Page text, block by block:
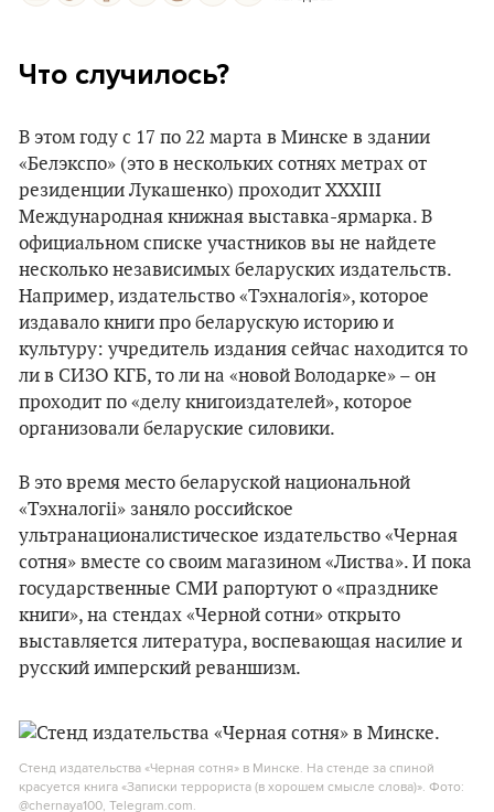
Что случилось?
В этом году с 17 по 22 марта в Минске в здании
«Белэкспо» (это в нескольких сотнях метрах от
резиденции Лукашенко) проходит XXXIII
Международная книжная выставка-ярмарка. В
официальном списке участников вы не найдете
несколько независимых беларуских издательств.
Например, издательство «Тэхналогія», которое
издавало книги про беларускую историю и
культуру: учредитель издания сейчас находится то
ли в СИЗО КГБ, то ли на «новой Володарке» – он
проходит по «делу книгоиздателей», которое
организовали беларуские силовики.
В это время место беларуской национальной
«Тэхналогіі» заняло российское
ультранационалистическое издательство «Черная
сотня» вместе со своим магазином «Листва». И пока
государственные СМИ рапортуют о «празднике
книги», на стендах «Черной сотни» открыто
выставляется литература, воспевающая насилие и
русский имперский реваншизм.
Стенд издательства «Черная сотня» в Минске. На стенде за спиной
красуется книга «Записки террориста (в хорошем смысле слова)». Фото:
@chernaya100, Telegram.com.